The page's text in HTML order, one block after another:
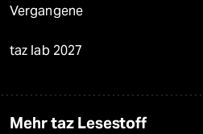
Vergangene
taz lab 2027
Mehr taz Lesestoff